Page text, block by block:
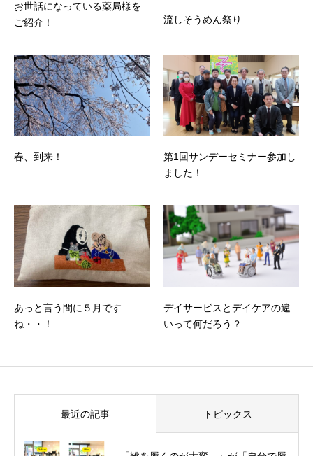
お世話になっている薬局様を
ご紹介！
流しそうめん祭り
春、到来！
第1回サンデーセミナー参加し
ました！
あっと言う間に５月です
ね・・！
デイサービスとデイケアの違
いって何だろう？
最近の記事 トピックス